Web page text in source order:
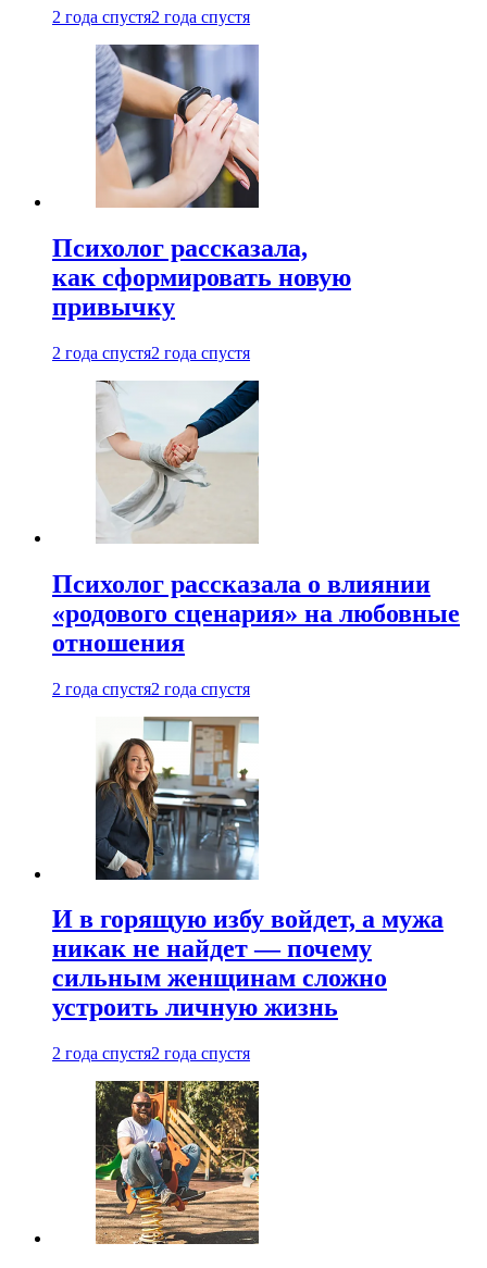
2 года спустя2 года спустя
Психолог рассказала,
как сформировать новую
привычку
2 года спустя2 года спустя
Психолог рассказала о влиянии
«родового сценария» на любовные
отношения
2 года спустя2 года спустя
И в горящую избу войдет, а мужа
никак не найдет — почему
сильным женщинам сложно
устроить личную жизнь
2 года спустя2 года спустя